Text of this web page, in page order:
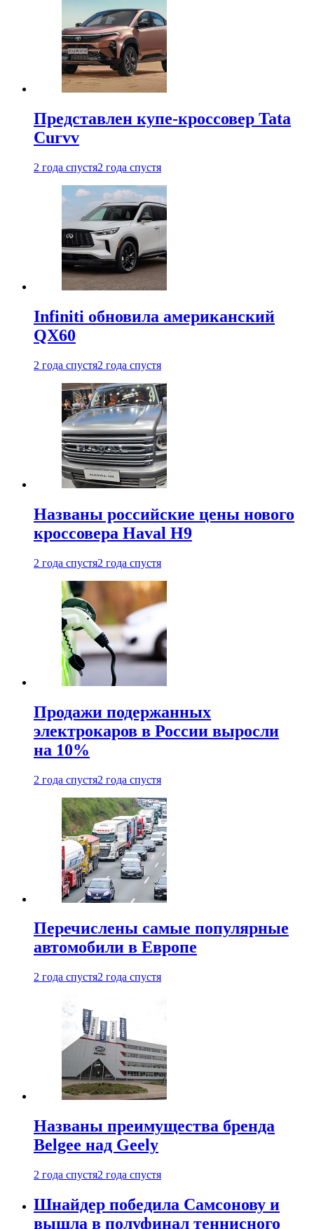
Представлен купе-кроссовер Tata
Curvv
2 года спустя2 года спустя
Infiniti обновила американский
QX60
2 года спустя2 года спустя
Названы российские цены нового
кроссовера Haval H9
2 года спустя2 года спустя
Продажи подержанных
электрокаров в России выросли
на 10%
2 года спустя2 года спустя
Перечислены самые популярные
автомобили в Европе
2 года спустя2 года спустя
Названы преимущества бренда
Belgee над Geely
2 года спустя2 года спустя
Шнайдер победила Самсонову и
вышла в полуфинал теннисного